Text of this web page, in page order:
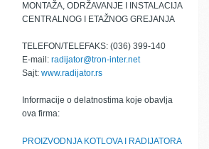
MONTAŽA, ODRŽAVANJE I INSTALACIJA
CENTRALNOG I ETAŽNOG GREJANJA
TELEFON/TELEFAKS: (036) 399-140
E-mail: radijator@tron-inter.net
Sajt: www.radijator.rs
Informacije o delatnostima koje obavlja
ova firma:
PROIZVODNJA KOTLOVA I RADIJATORA